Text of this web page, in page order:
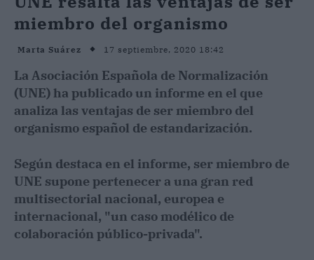
miembro del organismo
Marta Suárez 17 septiembre, 2020 18:42
La Asociación Española de Normalización
(UNE) ha publicado un informe en el que
analiza las ventajas de ser miembro del
organismo español de estandarización.
Según destaca en el informe, ser miembro de
UNE supone pertenecer a una gran red
multisectorial nacional, europea e
internacional, "un caso modélico de
colaboración público-privada".